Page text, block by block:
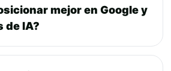
mejor en Google y
de IA?